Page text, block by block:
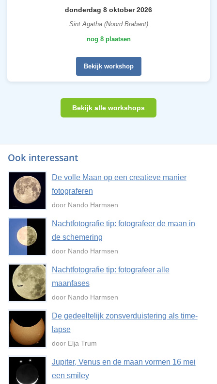
donderdag 8 oktober 2026
Sint Agatha (Noord Brabant)
nog 8 plaatsen
Bekijk workshop
Bekijk alle workshops
Ook interessant
De volle Maan op een creatieve manier
fotograferen
door Nando Harmsen
Nachtfotografie tip: fotografeer de maan in
de schemering
door Nando Harmsen
Nachtfotografie tip: fotografeer alle
maanfases
door Nando Harmsen
De gedeeltelijk zonsverduistering als time-
lapse
door Elja Trum
Jupiter, Venus en de maan vormen 16 mei
een smiley